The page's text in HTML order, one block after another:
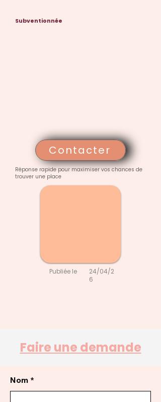
Subventionnée
Contacter
Réponse rapide pour maximiser vos chances de
trouver une place
Publiée le
24/04/2
6
Faire une demande
Nom